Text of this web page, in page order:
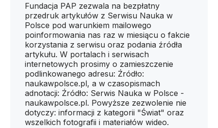
Fundacja PAP zezwala na bezpłatny
przedruk artykułów z Serwisu Nauka w
Polsce pod warunkiem mailowego
poinformowania nas raz w miesiącu o fakcie
korzystania z serwisu oraz podania źródła
artykułu. W portalach i serwisach
internetowych prosimy o zamieszczenie
podlinkowanego adresu: Źródło:
naukawpolsce.pl, a w czasopismach
adnotacji: Źródło: Serwis Nauka w Polsce -
naukawpolsce.pl. Powyższe zezwolenie nie
dotyczy: informacji z kategorii "Świat" oraz
wszelkich fotografii i materiałów wideo.